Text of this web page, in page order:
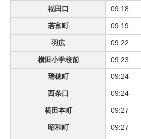
福田口 09:18
若富町 09:19
羽広 09:22
横田小学校前 09:23
瑞穂町 09:24
西条口 09:24
横田本町 09:27
昭和町 09:27